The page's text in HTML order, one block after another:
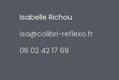
Isabelle Richou
isa@colibri-reflexo.fr
06 02 42 17 69